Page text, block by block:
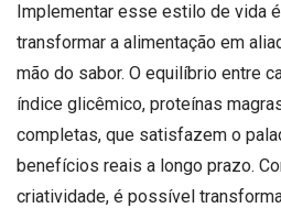
Implementar esse estilo de vida
transformar a alimentação em
mão do sabor. O equilíbrio entre
índice glicêmico, proteínas
completas, que satisfazem o
benefícios reais a longo prazo.
criatividade, é possível